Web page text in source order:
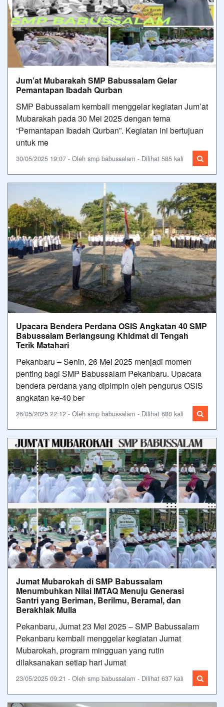
Jum’at Mubarakah SMP Babussalam Gelar
Pemantapan Ibadah Qurban
SMP Babussalam kembali menggelar kegiatan Jum’at
Mubarakah pada 30 Mei 2025 dengan tema
“Pemantapan Ibadah Qurban”. Kegiatan ini bertujuan
untuk me
30/05/2025 19:07 - Oleh smp babussalam - Dilihat 585 kali
Upacara Bendera Perdana OSIS Angkatan 40 SMP
Babussalam Berlangsung Khidmat di Tengah
Terik Matahari
Pekanbaru – Senin, 26 Mei 2025 menjadi momen
penting bagi SMP Babussalam Pekanbaru. Upacara
bendera perdana yang dipimpin oleh pengurus OSIS
angkatan ke-40 ber
26/05/2025 22:12 - Oleh smp babussalam - Dilihat 680 kali
Jumat Mubarokah di SMP Babussalam
Menumbuhkan Nilai IMTAQ Menuju Generasi
Santri yang Beriman, Berilmu, Beramal, dan
Berakhlak Mulia
Pekanbaru, Jumat 23 Mei 2025 – SMP Babussalam
Pekanbaru kembali menggelar kegiatan Jumat
Mubarokah, program mingguan yang rutin
dilaksanakan setiap hari Jumat
23/05/2025 09:21 - Oleh smp babussalam - Dilihat 637 kali